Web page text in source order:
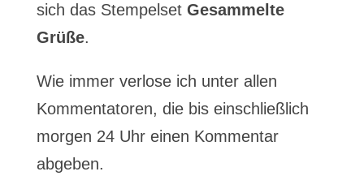
sich das Stempelset Gesammelte
Grüße.
Wie immer verlose ich unter allen
Kommentatoren, die bis einschließlich
morgen 24 Uhr einen Kommentar
abgeben.